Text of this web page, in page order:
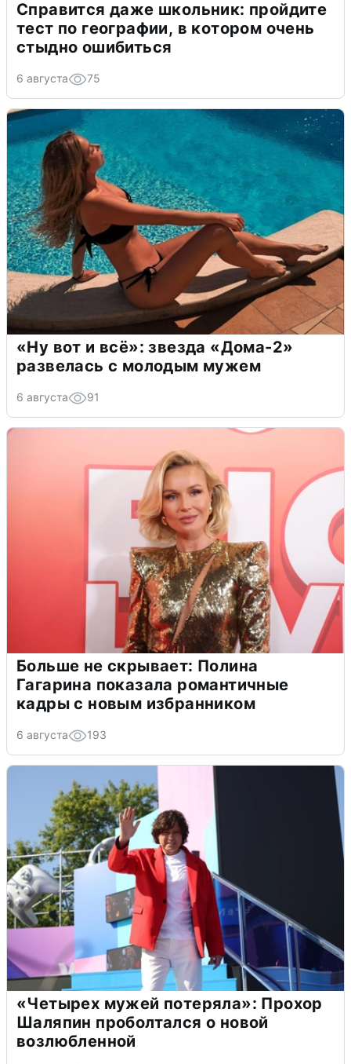
Справится даже школьник: пройдите
тест по географии, в котором очень
стыдно ошибиться
6 августа 75
«Ну вот и всё»: звезда «Дома-2»
развелась с молодым мужем
6 августа 91
Больше не скрывает: Полина
Гагарина показала романтичные
кадры с новым избранником
6 августа 193
«Четырех мужей потеряла»: Прохор
Шаляпин проболтался о новой
возлюбленной